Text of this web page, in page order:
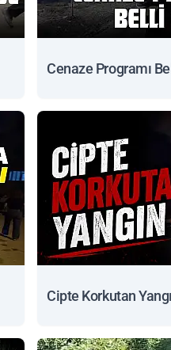
Cenaze Programı
Cipte Korkutan